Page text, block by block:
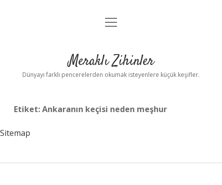
Anasayfa
Yasal Uyarı
menüyü
Meraklı Zihinler
Dünyayı farklı pencerelerden okumak isteyenlere küçük keşifler.
Etiket:Ankaranın keçisi neden meşhur
Sitemap